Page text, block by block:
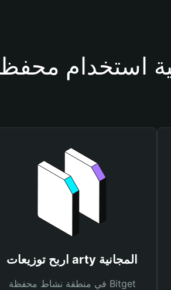
اربح توزيعات arty المجانية
في منطقة نشاط محفظة Bitget